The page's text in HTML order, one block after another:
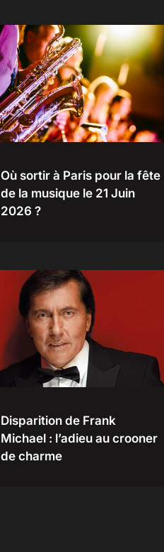
Où sortir à Paris pour la fête
de la musique le 21 Juin
2026 ?
Disparition de Frank
Michael : l’adieu au crooner
de charme